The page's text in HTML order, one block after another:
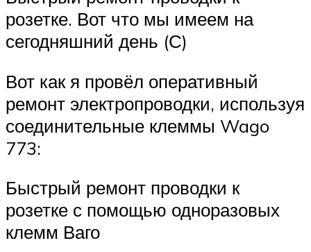
розетке. Вот что мы имеем на
сегодняшний день (С)
Вот как я провёл оперативный
ремонт электропроводки, используя
соединительные клеммы Wago
773:
Быстрый ремонт проводки к
розетке с помощью одноразовых
клемм Ваго